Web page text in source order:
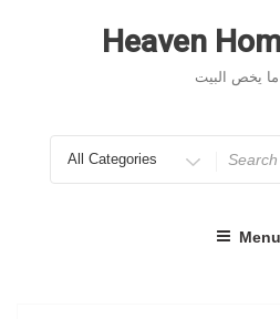
Heaven
يخص البيت
for
Menu